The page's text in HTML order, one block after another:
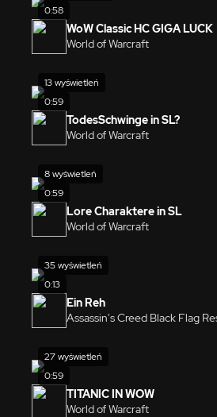
0:58
WoW Classic HC GIGA LUCK
World of Warcraft
0:59
13 wyświetleń
TodesSchwinge in SL?
World of Warcraft
0:59
8 wyświetleń
Lore Charaktere in SL
World of Warcraft
0:13
35 wyświetleń
Ein Reh
Assassin's Creed Black Flag
0:59
27 wyświetleń
TITANIC IN WOW
World of Warcraft